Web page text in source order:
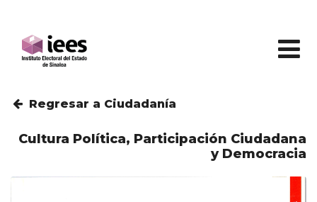
Regresar a Ciudadanía
Cultura Política, Participación Ciudadana
y Democracia